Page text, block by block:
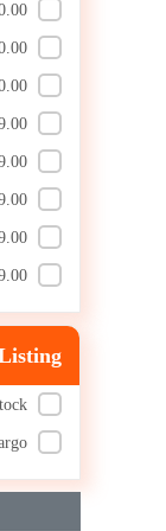
د.
and below
and below
- 799.00 TL
1,199.00 TL
TL
TL
TL
above